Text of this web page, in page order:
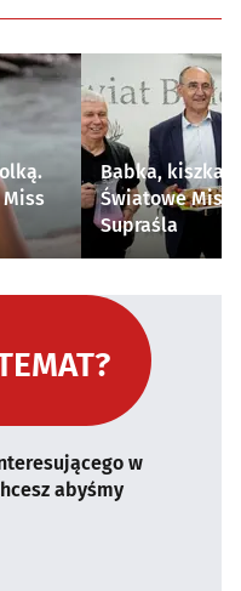
Babka, kiszka i
Światowe
Supraśla
w
abyśmy